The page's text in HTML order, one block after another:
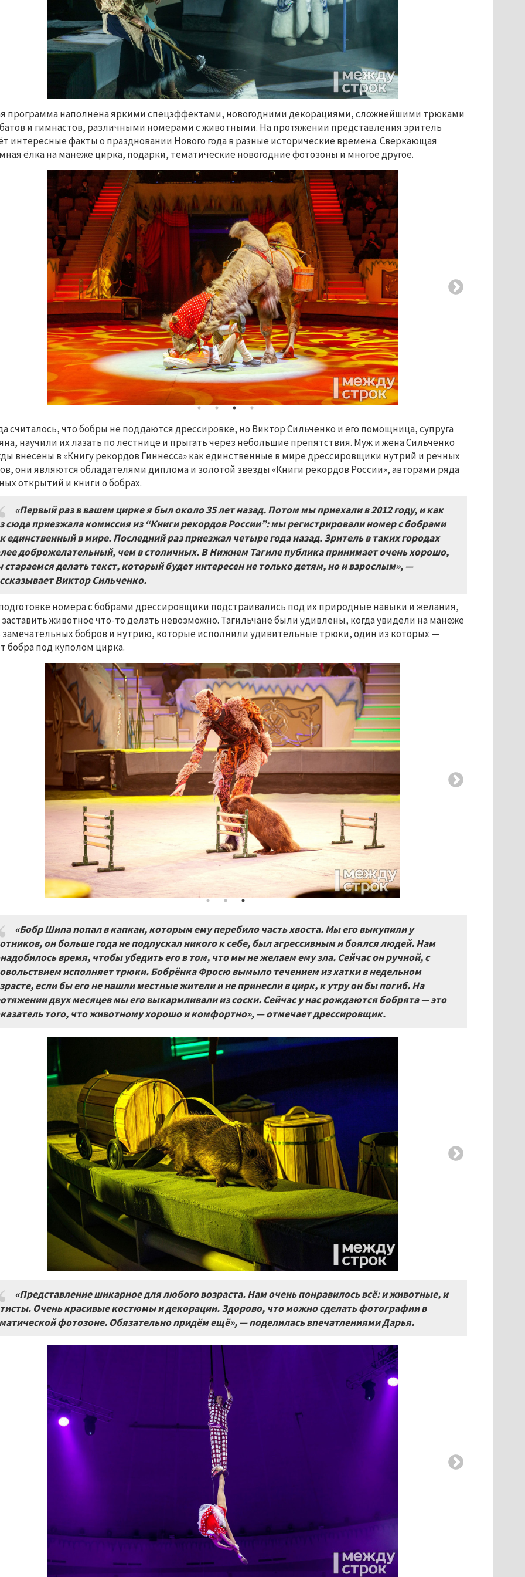
программа наполнена яркими спецэффектами, новогодними декорациями, сложнейшими трюками
и гимнастов, различными номерами с животными. На протяжении представления зритель
интересные факты о праздновании Нового года в разные исторические времена. Сверкающая
ёлка на манеже цирка, подарки, тематические новогодние фотозоны и многое другое.
считалось, что бобры не поддаются дрессировке, но Виктор Сильченко и его помощница, супруга
научили их лазать по лестнице и прыгать через небольшие препятствия. Муж и жена Сильченко
внесены в «Книгу рекордов Гиннесса» как единственные в мире дрессировщики нутрий и речных
они являются обладателями диплома и золотой звезды «Книги рекордов России», авторами ряда
открытий и книги о бобрах.
«Первый раз в вашем цирке я был около 35 лет назад. Потом мы приехали в 2012 году, и как
сюда приезжала комиссия из “Книги рекордов России”: мы регистрировали номер с бобрами
единственный в мире. Последний раз приезжал четыре года назад. Зритель в таких городах
доброжелательный, чем в столичных. В Нижнем Тагиле публика принимает очень хорошо,
стараемся делать текст, который будет интересен не только детям, но и взрослым», —
Виктор Сильченко.
номера с бобрами дрессировщики подстраивались под их природные навыки и желания,
заставить животное что-то делать невозможно. Тагильчане были удивлены, когда увидели на манеже
замечательных бобров и нутрию, которые исполнили удивительные трюки, один из которых —
бобра под куполом цирка.
«Бобр Шипа попал в капкан, которым ему перебило часть хвоста. Мы его выкупили у
он больше года не подпускал никого к себе, был агрессивным и боялся людей. Нам
время, чтобы убедить его в том, что мы не желаем ему зла. Сейчас он ручной,с
исполняет трюки.БобрёнкаФросю вымыло течением из хатки в недельном
если бы его не нашли местные жители и не принесли в цирк, к утру он бы погиб. На
двух месяцев мы его выкармливали из соски. Сейчас у нас рождаются бобрята — это
того, что животному хорошо и комфортно», — отмечает дрессировщик.
«Представление шикарное для любого возраста. Нам очень понравилось всё: и животные, и
Очень красивые костюмы и декорации. Здорово, что можно сделать фотографии в
фотозоне. Обязательно придём ещё», — поделилась впечатлениями Дарья.